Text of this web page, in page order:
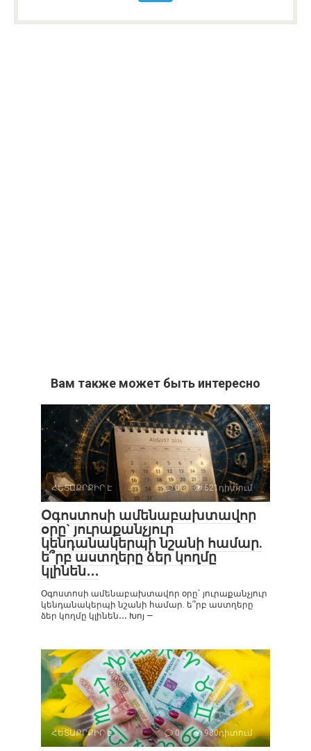
Вам также может быть интересно
ՀԵՏԱՔՐՔԻՐ Է 0 621դիտում
Օգոստոսի ամենաբախտավոր
օրը` յուրաքանչյուր
կենդանակերպի նշանի համար.
ե՞րբ աստղերը ձեր կողմը
կլինեն․․․
Օգոստոսի ամենաբախտավոր օրը` յուրաքանչյուր
կենդանակերպի նշանի համար. ե՞րբ աստղերը
ձեր կողմը կլինեն․․․ Խոյ —
ՀԵՏԱՔՐՔԻՐ Է 0 980դիտում